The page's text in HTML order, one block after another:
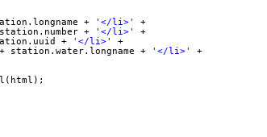
+ '</li>'
+
+ '</li>'
+
+ '</li>'
+
+ station.water.longname + '</li>'
+